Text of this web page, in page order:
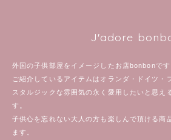
J'adore
外国の子供部屋をイメージしたお店bonbonです
ご紹介しているアイテムはオランダ・ドイツ・
スタルジックな雰囲気の永く愛用したいと思え
す。
子供心を忘れない大人の方も楽しんで頂ける商
ます。